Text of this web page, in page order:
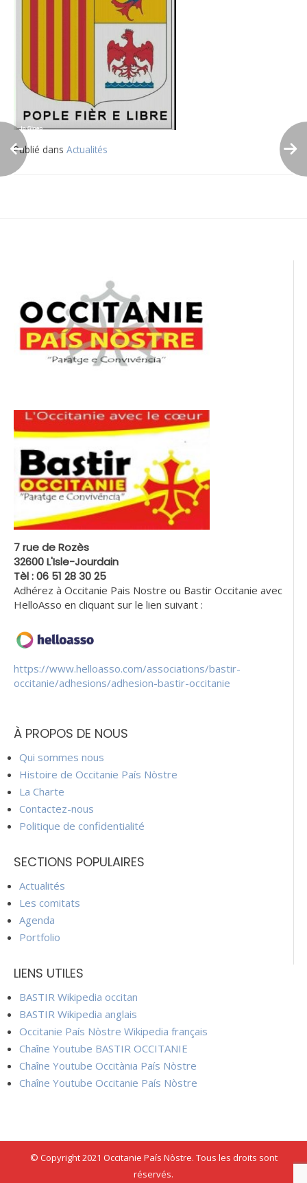
Publié dans Actualités
Navigation
7 rue de Rozès
32600 L'Isle-Jourdain
Tèl : 06 51 28 30 25
Adhérez à Occitanie Pais Nostre ou Bastir Occitanie avec
HelloAsso en cliquant sur le lien suivant :
https://www.helloasso.com/associations/bastir-
occitanie/adhesions/adhesion-bastir-occitanie
À PROPOS DE NOUS
Qui sommes nous
Histoire de Occitanie País Nòstre
La Charte
Contactez-nous
Politique de confidentialité
SECTIONS POPULAIRES
Actualités
Les comitats
Agenda
Portfolio
LIENS UTILES
BASTIR Wikipedia occitan
BASTIR Wikipedia anglais
Occitanie País Nòstre Wikipedia français
Chaîne Youtube BASTIR OCCITANIE
Chaîne Youtube Occitània País Nòstre
Chaîne Youtube Occitanie País Nòstre
© Copyright 2021 Occitanie País Nòstre. Tous les droits sont
réservés.